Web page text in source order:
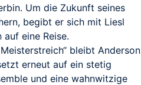
Um die Zukunft seines
begibt er sich mit Liesl
eine Reise.
bleibt Anderson
erneut auf ein stetig
und eine wahnwitzige